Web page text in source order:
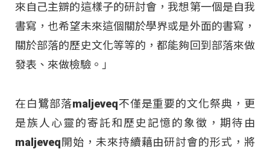
來自己主辧的這樣子的研討會，我想第一個是自我
書寫，也希望未來這個關於學界或是外面的書寫，
關於部落的歷史文化等等的，都能夠回到部落來做
發表、來做檢驗。」
在白鷺部落maljeveq不僅是重要的文化祭典，更
是族人心靈的寄託和歷史記憶的象徵，期待由
maljeveq開始，未來持續藉由研討會的形式，將